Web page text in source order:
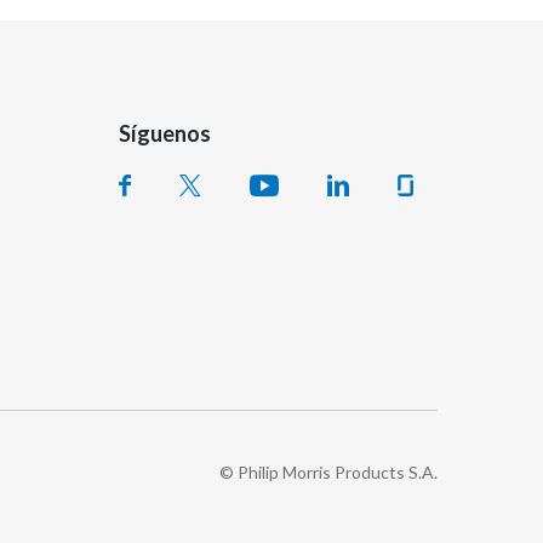
Síguenos
© Philip Morris Products S.A.